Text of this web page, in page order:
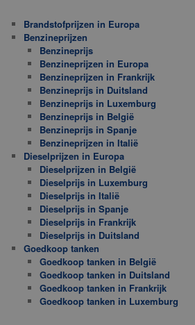
Brandstofprijzen in Europa
Benzineprijzen
Benzineprijs
Benzineprijzen in Europa
Benzineprijzen in Frankrijk
Benzineprijs in Duitsland
Benzineprijs in Luxemburg
Benzineprijs in België
Benzineprijs in Spanje
Benzineprijzen in Italië
Dieselprijzen in Europa
Dieselprijzen in België
Dieselprijs in Luxemburg
Dieselprijs in Italië
Dieselprijs in Spanje
Dieselprijs in Frankrijk
Dieselprijs in Duitsland
Goedkoop tanken
Goedkoop tanken in België
Goedkoop tanken in Duitsland
Goedkoop tanken in Frankrijk
Goedkoop tanken in Luxemburg